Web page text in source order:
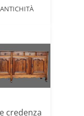
credenza